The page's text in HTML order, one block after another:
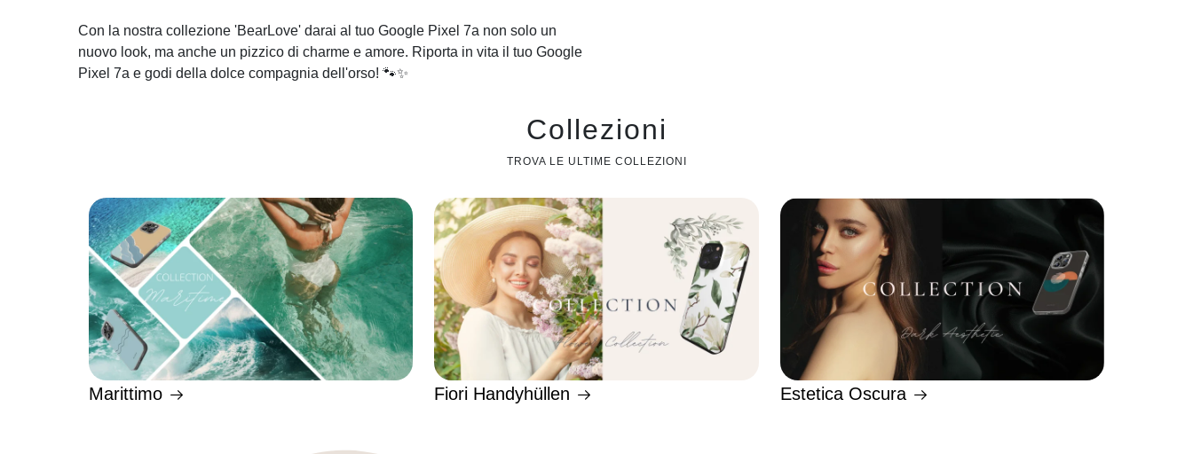
Con la nostra collezione 'BearLove' darai al tuo Google Pixel 7a non solo un
nuovo look, ma anche un pizzico di charme e amore. Riporta in vita il tuo Google
Pixel 7a e godi della dolce compagnia dell'orso! 🐾✨
Collezioni
TROVA LE ULTIME COLLEZIONI
Marittimo Fiori Handyhüllen Estetica Oscura